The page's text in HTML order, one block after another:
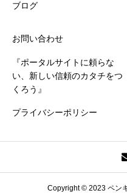
ブログ
お問い合わせ
『ポータルサイトに頼らな
い、新しい信頼のカタチをつ
くろう』
プライバシーポリシー
Copyright © 2023 ペン